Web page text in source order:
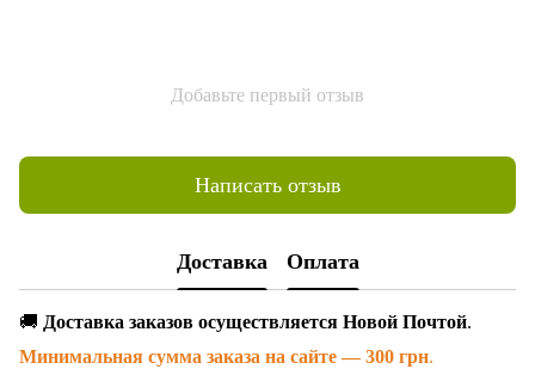
Добавьте первый отзыв
Написать отзыв
Доставка Оплата
🚚 Доставка заказов осуществляется Новой Почтой.
Минимальная сумма заказа на сайте — 300 грн.